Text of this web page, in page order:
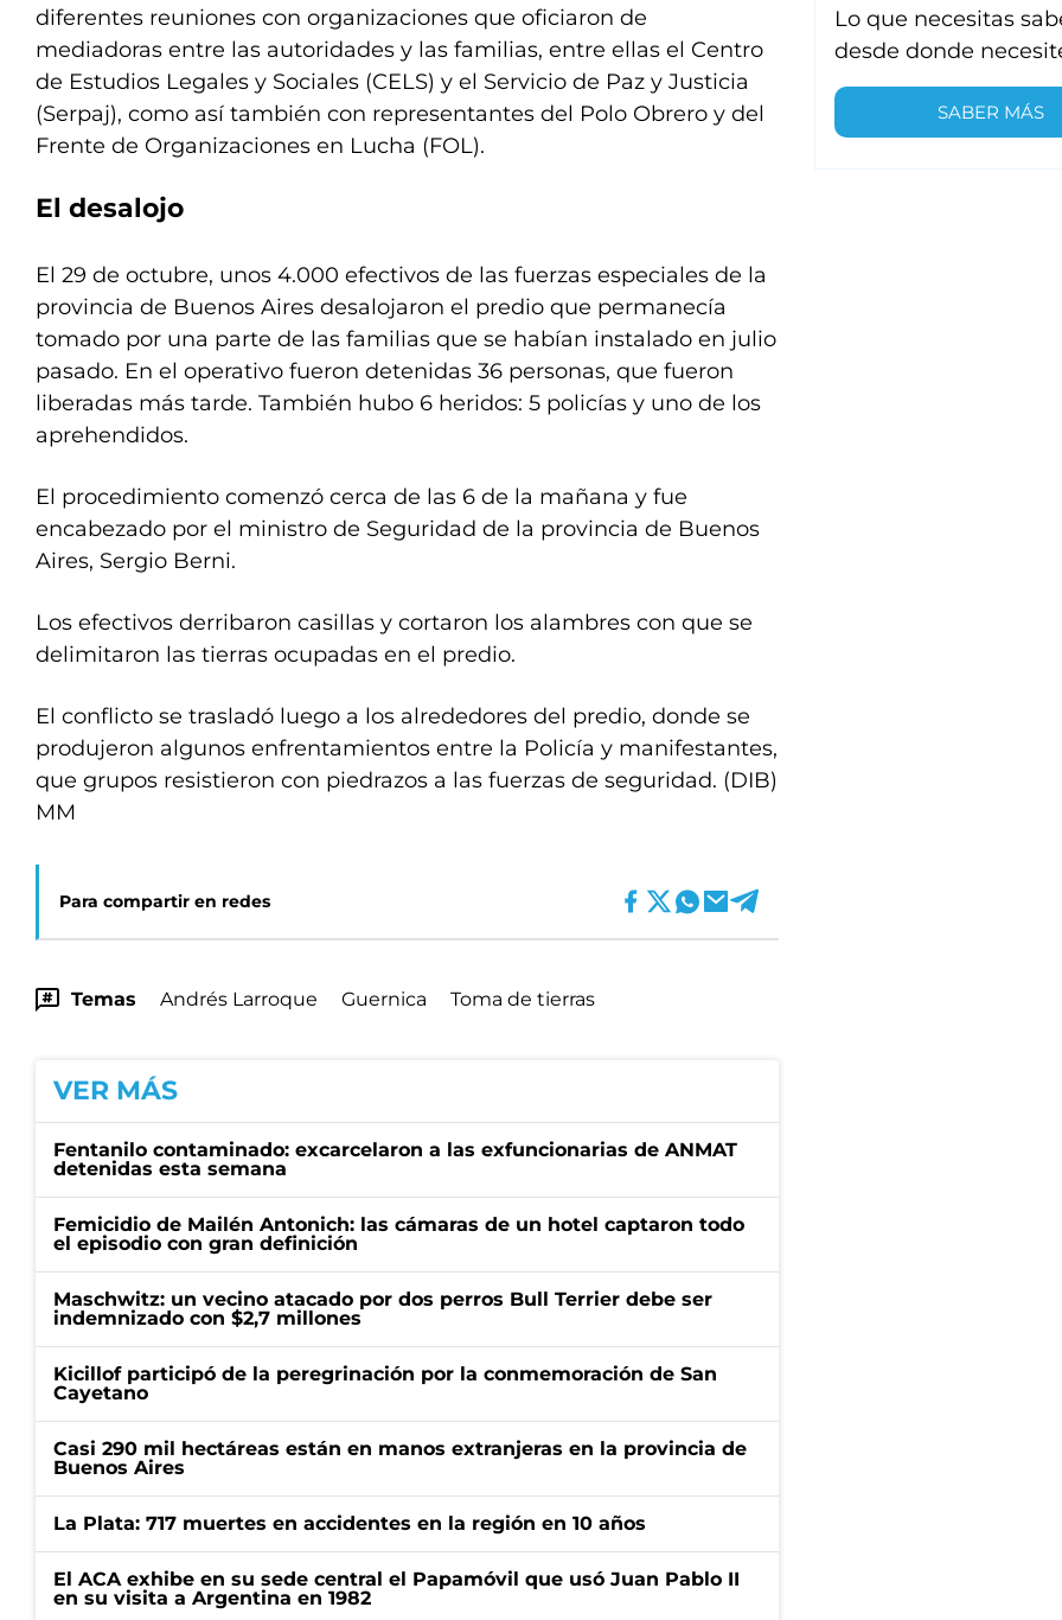
diferentes reuniones con organizaciones que oficiaron de
mediadoras entre las autoridades y las familias, entre ellas el Centro
de Estudios Legales y Sociales (CELS) y el Servicio de Paz y Justicia
(Serpaj), como así también con representantes del Polo Obrero y del
Frente de Organizaciones en Lucha (FOL).
El desalojo
El 29 de octubre, unos 4.000 efectivos de las fuerzas especiales de la
provincia de Buenos Aires desalojaron el predio que permanecía
tomado por una parte de las familias que se habían instalado en julio
pasado. En el operativo fueron detenidas 36 personas, que fueron
liberadas más tarde. También hubo 6 heridos: 5 policías y uno de los
aprehendidos.
El procedimiento comenzó cerca de las 6 de la mañana y fue
encabezado por el ministro de Seguridad de la provincia de Buenos
Aires, Sergio Berni.
Los efectivos derribaron casillas y cortaron los alambres con que se
delimitaron las tierras ocupadas en el predio.
El conflicto se trasladó luego a los alrededores del predio, donde se
produjeron algunos enfrentamientos entre la Policía y manifestantes,
que grupos resistieron con piedrazos a las fuerzas de seguridad. (DIB)
MM
Para compartir en redes
Temas Andrés Larroque Guernica Toma de tierras
VER MÁS
Fentanilo contaminado: excarcelaron a las exfuncionarias de ANMAT
detenidas esta semana
Femicidio de Mailén Antonich: las cámaras de un hotel captaron todo
el episodio con gran definición
Maschwitz: un vecino atacado por dos perros Bull Terrier debe ser
indemnizado con $2,7 millones
Kicillof participó de la peregrinación por la conmemoración de San
Cayetano
Casi 290 mil hectáreas están en manos extranjeras en la provincia de
Buenos Aires
La Plata: 717 muertes en accidentes en la región en 10 años
El ACA exhibe en su sede central el Papamóvil que usó Juan Pablo II
en su visita a Argentina en 1982
Lo que necesitas
desde donde
SABER MÁS